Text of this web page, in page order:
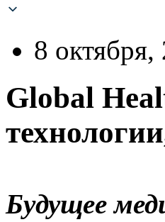
8 октября,
Global
Будущее